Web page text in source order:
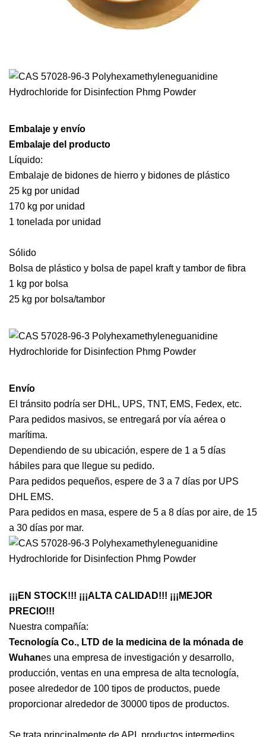
Embalaje y envío
Embalaje del producto
Líquido:
Embalaje de bidones de hierro y bidones de plástico
25 kg por unidad
170 kg por unidad
1 tonelada por unidad
Sólido
Bolsa de plástico y bolsa de papel kraft y tambor de fibra
1 kg por bolsa
25 kg por bolsa/tambor
Envío
El tránsito podría ser DHL, UPS, TNT, EMS, Fedex, etc.
Para pedidos masivos, se entregará por vía aérea o
marítima.
Dependiendo de su ubicación, espere de 1 a 5 días
hábiles para que llegue su pedido.
Para pedidos pequeños, espere de 3 a 7 días por UPS
DHL EMS.
Para pedidos en masa, espere de 5 a 8 días por aire, de 15
a 30 días por mar.
¡¡¡EN STOCK!!! ¡¡¡ALTA CALIDAD!!! ¡¡¡MEJOR
PRECIO!!!
Nuestra compañía:
Tecnología Co., LTD de la medicina de la mónada de
Wuhanes una empresa de investigación y desarrollo,
producción, ventas en una empresa de alta tecnología,
posee alrededor de 100 tipos de productos, puede
proporcionar alrededor de 30000 tipos de productos.
Se trata principalmente de API, productos intermedios